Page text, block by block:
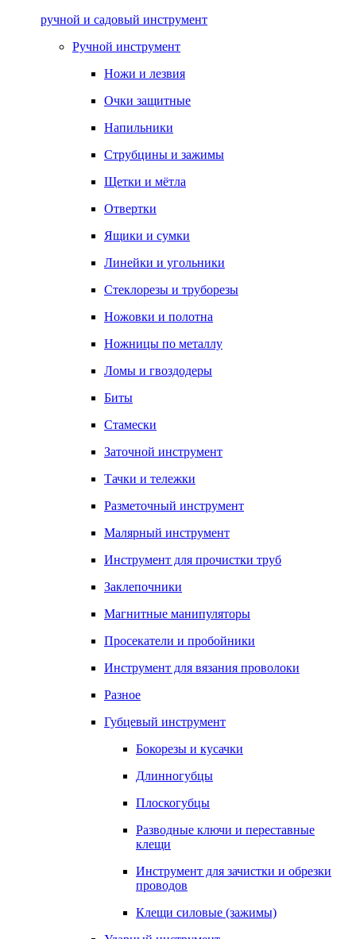
ручной и садовый инструмент
Ручной инструмент
Ножи и лезвия
Очки защитные
Напильники
Струбцины и зажимы
Щетки и мётла
Отвертки
Ящики и сумки
Линейки и угольники
Стеклорезы и труборезы
Ножовки и полотна
Ножницы по металлу
Ломы и гвоздодеры
Биты
Стамески
Заточной инструмент
Тачки и тележки
Разметочный инструмент
Малярный инструмент
Инструмент для прочистки труб
Заклепочники
Магнитные манипуляторы
Просекатели и пробойники
Инструмент для вязания проволоки
Разное
Губцевый инструмент
Бокорезы и кусачки
Длинногубцы
Плоскогубцы
Разводные ключи и переставные
клещи
Инструмент для зачистки и обрезки
проводов
Клещи силовые (зажимы)